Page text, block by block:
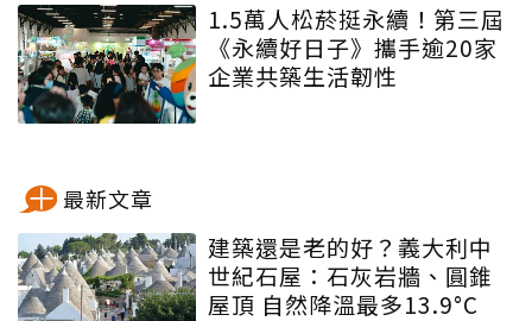
1.5萬人松菸挺永續！第三屆
《永續好日子》攜手逾20家
企業共築生活韌性
最新文章
建築還是老的好？義大利中
世紀石屋：石灰岩牆、圓錐
屋頂 自然降溫最多13.9°C